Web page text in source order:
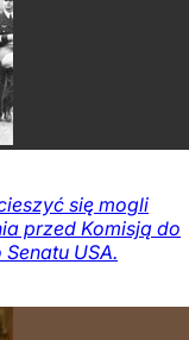
się mogli
przed Komisją do
USA.